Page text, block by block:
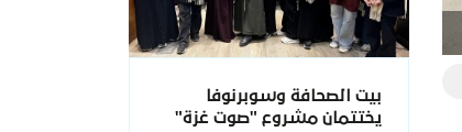
بيت الصحافة وسوبرنوفا
يختتمان مشروع "صوت غزة"